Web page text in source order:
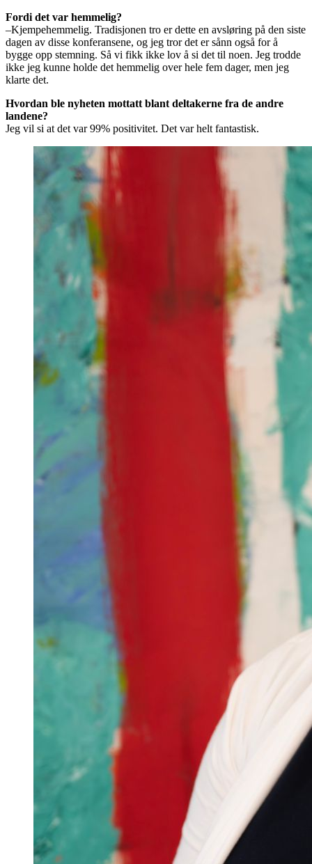
Fordi det var hemmelig?
–Kjempehemmelig. Tradisjonen tro er dette en avsløring på den siste
dagen av disse konferansene, og jeg tror det er sånn også for å
bygge opp stemning. Så vi fikk ikke lov å si det til noen. Jeg trodde
ikke jeg kunne holde det hemmelig over hele fem dager, men jeg
klarte det.
Hvordan ble nyheten mottatt blant deltakerne fra de andre
landene?
Jeg vil si at det var 99% positivitet. Det var helt fantastisk.